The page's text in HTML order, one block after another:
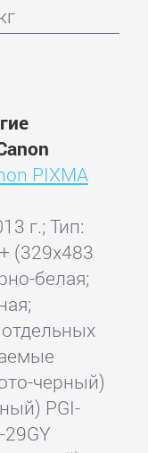
PIXMA
г.; Тип:
(329x483
белая;
черный)
PGI-